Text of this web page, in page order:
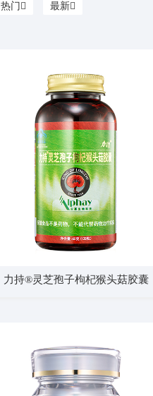
热门 最新
力持®灵芝孢子枸杞猴头菇胶囊